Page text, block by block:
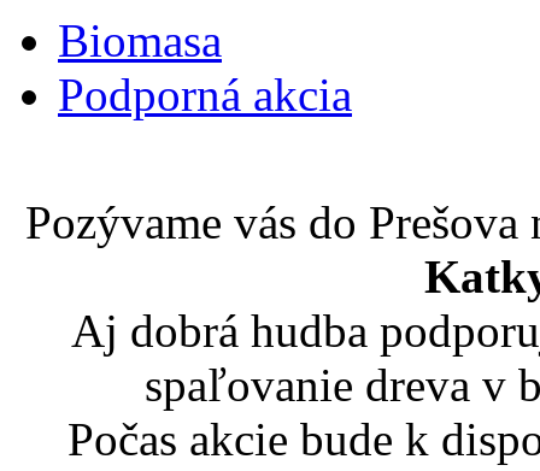
Biomasa
Podporná akcia
Pozývame vás do
Aj dobrá hudba
spaľovanie dreva v
Počas akcie bude k